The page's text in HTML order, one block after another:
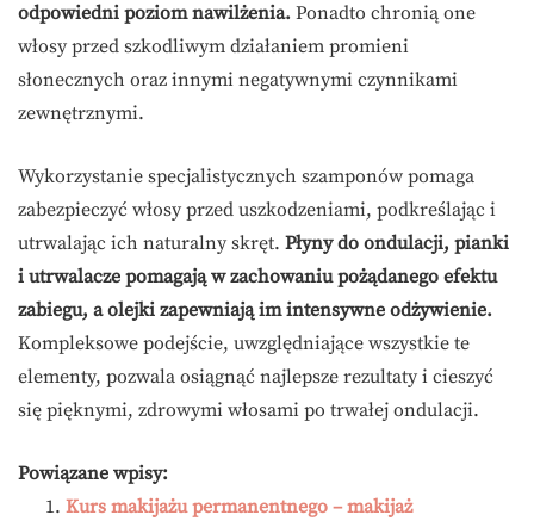
odpowiedni poziom nawilżenia. Ponadto chronią one
włosy przed szkodliwym działaniem promieni
słonecznych oraz innymi negatywnymi czynnikami
zewnętrznymi.
Wykorzystanie specjalistycznych szamponów pomaga
zabezpieczyć włosy przed uszkodzeniami, podkreślając i
utrwalając ich naturalny skręt. Płyny do ondulacji, pianki
i utrwalacze pomagają w zachowaniu pożądanego efektu
zabiegu, a olejki zapewniają im intensywne odżywienie.
Kompleksowe podejście, uwzględniające wszystkie te
elementy, pozwala osiągnąć najlepsze rezultaty i cieszyć
się pięknymi, zdrowymi włosami po trwałej ondulacji.
Powiązane wpisy:
Kurs makijażu permanentnego – makijaż